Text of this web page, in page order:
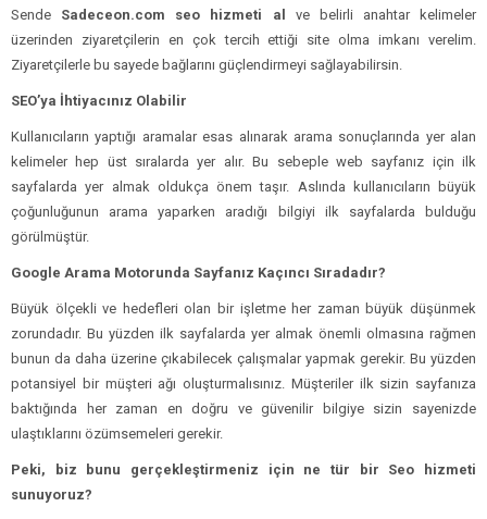
Sende Sadeceon.com seo hizmeti al ve belirli anahtar kelimeler
üzerinden ziyaretçilerin en çok tercih ettiği site olma imkanı verelim.
Ziyaretçilerle bu sayede bağlarını güçlendirmeyi sağlayabilirsin.
SEO’ya İhtiyacınız Olabilir
Kullanıcıların yaptığı aramalar esas alınarak arama sonuçlarında yer alan
kelimeler hep üst sıralarda yer alır. Bu sebeple web sayfanız için ilk
sayfalarda yer almak oldukça önem taşır. Aslında kullanıcıların büyük
çoğunluğunun arama yaparken aradığı bilgiyi ilk sayfalarda bulduğu
görülmüştür.
Google Arama Motorunda Sayfanız Kaçıncı Sıradadır?
Büyük ölçekli ve hedefleri olan bir işletme her zaman büyük düşünmek
zorundadır. Bu yüzden ilk sayfalarda yer almak önemli olmasına rağmen
bunun da daha üzerine çıkabilecek çalışmalar yapmak gerekir. Bu yüzden
potansiyel bir müşteri ağı oluşturmalısınız. Müşteriler ilk sizin sayfanıza
baktığında her zaman en doğru ve güvenilir bilgiye sizin sayenizde
ulaştıklarını özümsemeleri gerekir.
Peki, biz bunu gerçekleştirmeniz için ne tür bir Seo hizmeti
sunuyoruz?